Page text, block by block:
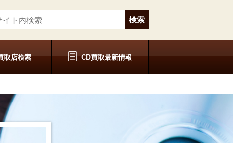
取店検索 CD買取最新情報